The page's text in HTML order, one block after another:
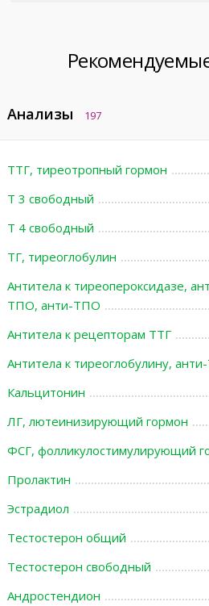
Анализы 197
ТТГ, тиреотропный гормон
Т 3 свободный
Т 4 свободный
ТГ, тиреоглобулин
Антитела к тиреопероксидазе,
ТПО, анти-ТПО
Антитела к рецепторам ТТГ
Антитела к тиреоглобулину,
Кальцитонин
ЛГ, лютеинизирующий гормон
ФСГ, фолликулостимулирующий
Пролактин
Эстрадиол
Тестостерон общий
Тестостерон свободный
Андростендион